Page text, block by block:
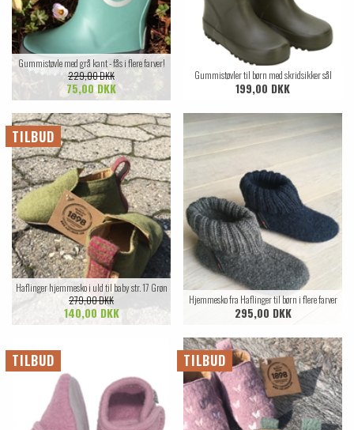
Gummistøvle med grå kant - fås i flere farver!
229,00 DKK
75,00 DKK
Gummistøvler til børn med skridsikker sål
199,00 DKK
TILBUD
Haflinger hjemmesko i uld til baby str. 17 Grøn
279,00 DKK
140,00 DKK
Hjemmesko fra Haflinger til børn i flere farver
295,00 DKK
TILBUD TILBUD